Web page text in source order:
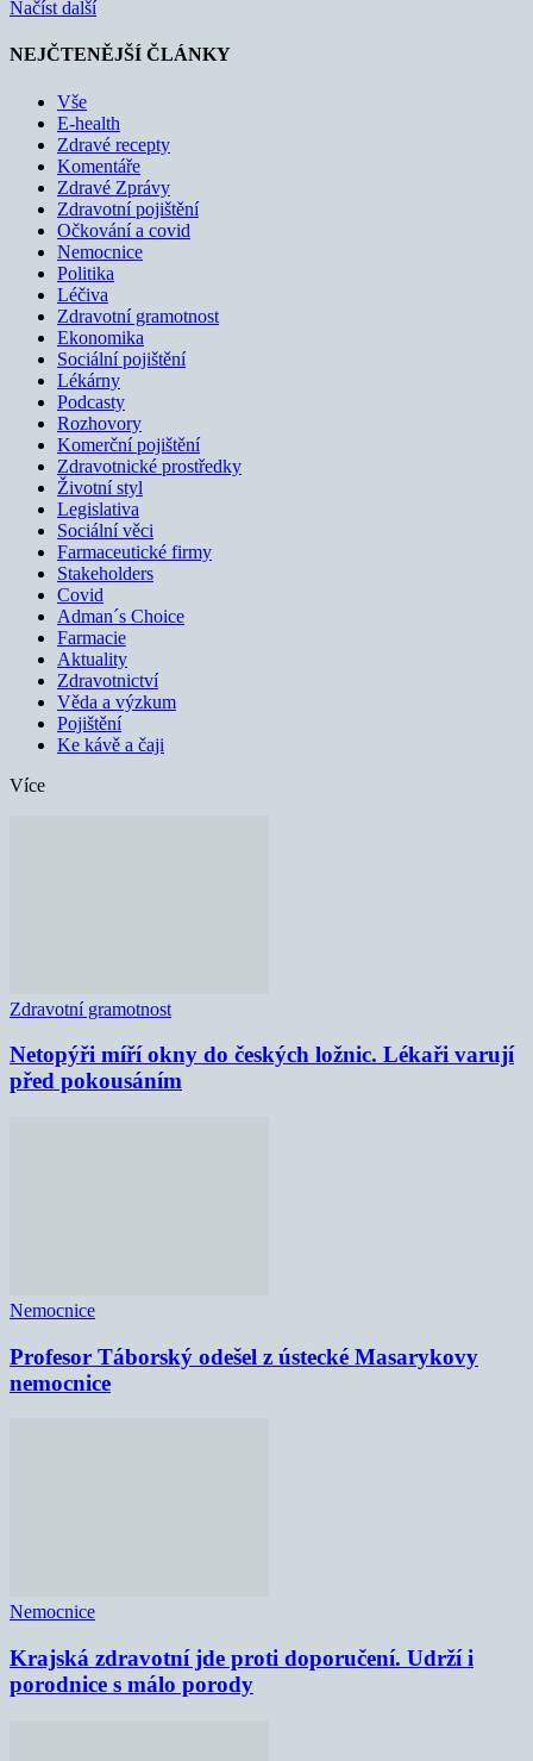
Načíst další
NEJČTENĚJŠÍ ČLÁNKY
Vše
E-health
Zdravé recepty
Komentáře
Zdravé Zprávy
Zdravotní pojištění
Očkování a covid
Nemocnice
Politika
Léčiva
Zdravotní gramotnost
Ekonomika
Sociální pojištění
Lékárny
Podcasty
Rozhovory
Komerční pojištění
Zdravotnické prostředky
Životní styl
Legislativa
Sociální věci
Farmaceutické firmy
Stakeholders
Covid
Adman´s Choice
Farmacie
Aktuality
Zdravotnictví
Věda a výzkum
Pojištění
Ke kávě a čaji
Více
Zdravotní gramotnost
Netopýři míří okny do českých ložnic. Lékaři varují
před pokousáním
Nemocnice
Profesor Táborský odešel z ústecké Masarykovy
nemocnice
Nemocnice
Krajská zdravotní jde proti doporučení. Udrží i
porodnice s málo porody